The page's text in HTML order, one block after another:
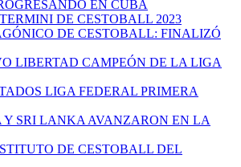
EN CUBA
DE CESTOBALL 2023
DE CESTOBALL: FINALIZÓ
LIBERTAD CAMPEÓN DE LA LIGA
LIGA FEDERAL PRIMERA
SRI LANKA AVANZARON EN LA
DE CESTOBALL DEL